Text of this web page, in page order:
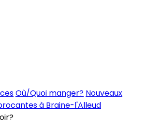
Où/Quoi manger? Nouveaux
à Braine-l'Alleud